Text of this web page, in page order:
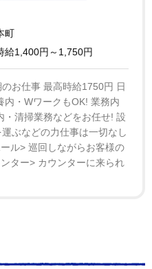
して、モノクロも出した
カメラを使っています。
した」と解説。川上は
選んでくれて、２人でつ
振り返った。
れが最後だと思ってい
思うのですが、それが今
私の丸ごとを全部見ても
代って、もちろん、きれ
いますが、なんか勝負だ
町
給1,400円～1,750円
のお仕事 最高時給1750円 日
・WワークもOK! 業務内
清掃業務などをお任せ! 設
ぶなどの力仕事は一切なし
ル> 巡回しながらお客様の
ター> カウンターに来られ